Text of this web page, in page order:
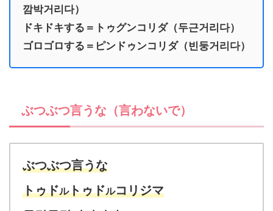
깜박거리다）
ドキドキする＝トゥグンコリダ（두근거리다）
ゴロゴロする＝ピンドゥンコリダ（빈둥거리다）
ぶつぶつ言うな（言わないで）
ぶつぶつ言うな
トゥドルトゥドルコリジマ